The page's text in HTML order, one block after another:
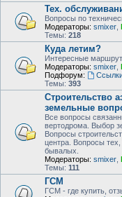
Тех.
Вопросы по
Модераторы: smixer
Темы: 218
Куда летим?
Интересные
Модераторы: smixer
Подфорум:
Темы: 393
Строительство
земельные
Все вопросы
вертодрома. Выбор
Вопросы
центра. Вопросы
бывалых.
Модераторы: smixer
Темы: 111
ГСМ
ГСМ - где купить,